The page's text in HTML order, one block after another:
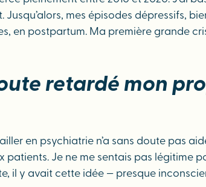
mes épisodes dépressifs,
en postpartum. Ma première grande
retardé mon
en psychiatrie n’a sans doute pas
patients. Je ne me sentais pas
il y avait cette idée — presque